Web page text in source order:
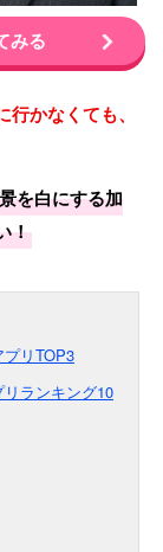
みる
かなくても、
を白にする加
！
リTOP3
ランキング10